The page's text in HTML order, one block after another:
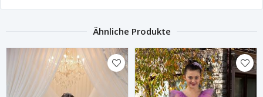
Ähnliche Produkte